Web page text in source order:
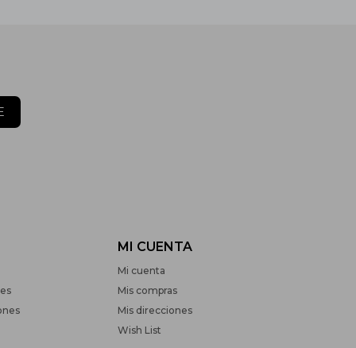
MI CUENTA
Mi cuenta
Mis compras
Mis direcciones
Wish List